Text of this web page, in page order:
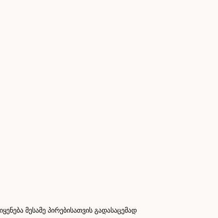
მესამე პირებისათვის გადასაცემად